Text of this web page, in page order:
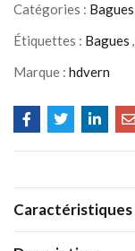
Catégories : Bagues
Étiquettes : Bagues ,
Marque : hdvern
Caractéristiques